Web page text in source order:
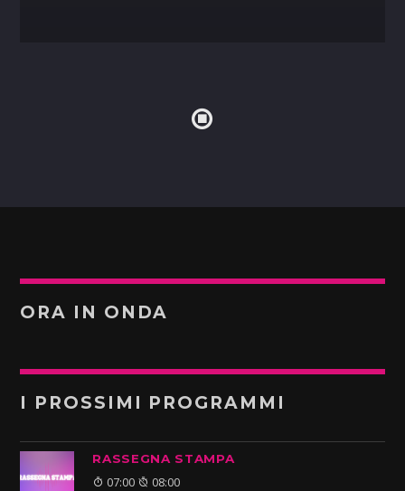
ORA IN ONDA
I PROSSIMI PROGRAMMI
RASSEGNA STAMPA
07:00 08:00